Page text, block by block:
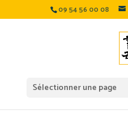
09 54 56 00 08
Sélectionner une page